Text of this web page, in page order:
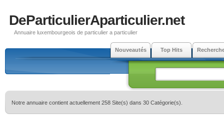
DeParticulierAparticulier.net
Annuaire luxembourgeois de particulier a particulier
Nouveautés Top Hits
Notre annuaire contient actuellement 258 Site(s) dans 30 Catégorie(s).